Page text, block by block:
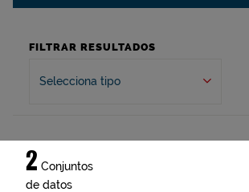
FILTRAR RESULTADOS
Selecciona tipo
2 Conjuntos
de datos